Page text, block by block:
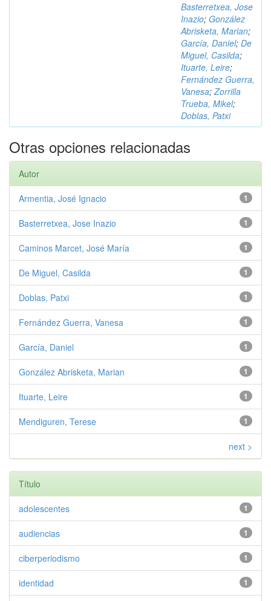
Basterretxea, Jose
Inazio; González
Abrisketa, Marian;
García, Daniel; De
Miguel, Casilda;
Ituarte, Leire;
Fernández Guerra,
Vanesa;Zorrilla
Trueba, Mikel;
Doblas, Patxi
Otras opciones relacionadas
Autor
1
Armentia, José Ignacio
1
Basterretxea, Jose Inazio
1
Caminos Marcet, José María
1
De Miguel, Casilda
1
Doblas, Patxi
1
Fernández Guerra, Vanesa
1
García, Daniel
1
González Abrisketa, Marian
1
Ituarte, Leire
1
Mendiguren, Terese
next >
Título
1
adolescentes
1
audiencias
1
ciberperiodismo
1
identidad